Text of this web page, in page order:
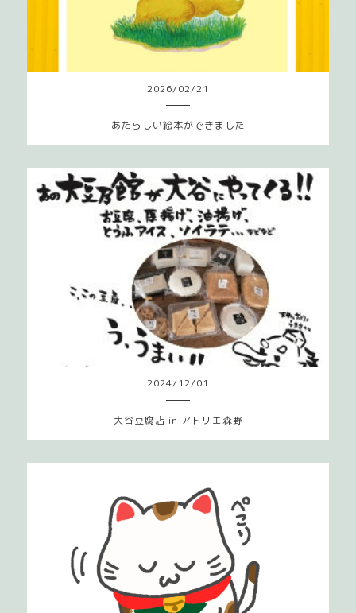
2026/02/21
あたらしい絵本ができました
2024/12/01
大谷豆腐店 in アトリエ森野